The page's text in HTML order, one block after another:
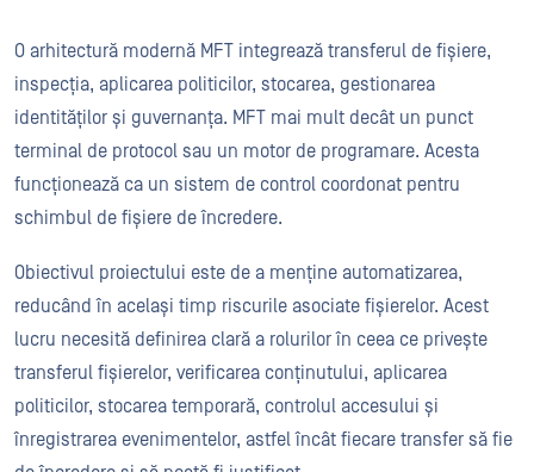
O arhitectură modernă MFT integrează transferul de fișiere,
inspecția, aplicarea politicilor, stocarea, gestionarea
identităților și guvernanța. MFT mai mult decât un punct
terminal de protocol sau un motor de programare. Acesta
funcționează ca un sistem de control coordonat pentru
schimbul de fișiere de încredere.
Obiectivul proiectului este de a menține automatizarea,
reducând în același timp riscurile asociate fișierelor. Acest
lucru necesită definirea clară a rolurilor în ceea ce privește
transferul fișierelor, verificarea conținutului, aplicarea
politicilor, stocarea temporară, controlul accesului și
înregistrarea evenimentelor, astfel încât fiecare transfer să fie